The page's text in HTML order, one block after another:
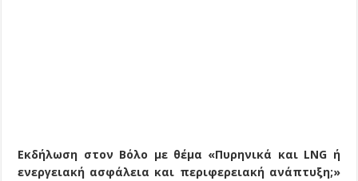
Εκδήλωση στον Βόλο με θέμα «Πυρηνικά και LNG ή
ενεργειακή ασφάλεια και περιφερειακή ανάπτυξη;»